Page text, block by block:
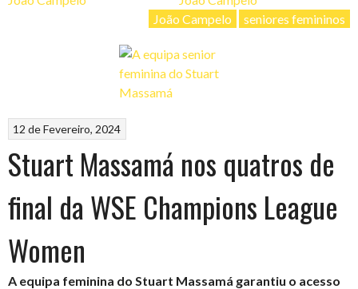
João Campelo seniores femininos
12 de Fevereiro, 2024
Stuart Massamá nos quatros de
final da WSE Champions League
Women
A equipa feminina do Stuart Massamá garantiu o acesso